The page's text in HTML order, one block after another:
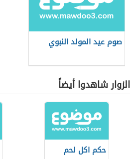
صوم عيد المولد النبوي
الزوار شاهدوا أيضاً
حكم اكل لحم